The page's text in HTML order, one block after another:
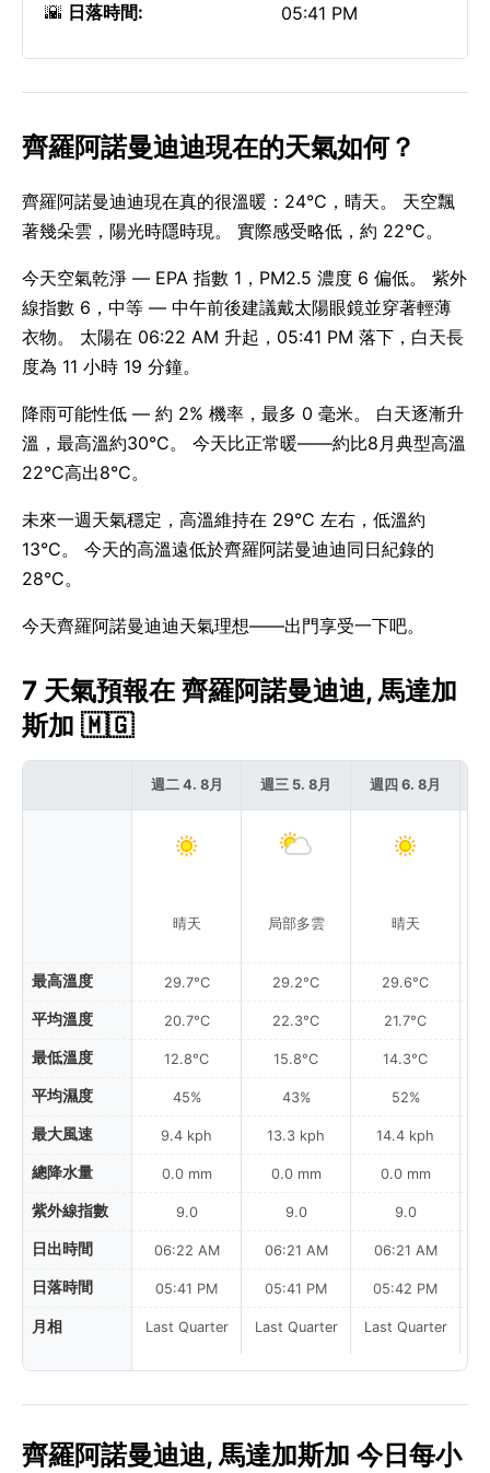
🌇 日落時間: 05:41 PM
齊羅阿諾曼迪迪現在的天氣如何？
齊羅阿諾曼迪迪現在真的很溫暖：24°C，晴天。 天空飄
著幾朵雲，陽光時隱時現。 實際感受略低，約 22°C。
今天空氣乾淨 — EPA 指數 1，PM2.5 濃度 6 偏低。 紫外
線指數 6，中等 — 中午前後建議戴太陽眼鏡並穿著輕薄
衣物。 太陽在 06:22 AM 升起，05:41 PM 落下，白天長
度為 11 小時 19 分鐘。
降雨可能性低 — 約 2% 機率，最多 0 毫米。 白天逐漸升
溫，最高溫約30°C。 今天比正常暖——約比8月典型高溫
22°C高出8°C。
未來一週天氣穩定，高溫維持在 29°C 左右，低溫約
13°C。 今天的高溫遠低於齊羅阿諾曼迪迪同日紀錄的
28°C。
今天齊羅阿諾曼迪迪天氣理想——出門享受一下吧。
7 天氣預報在 齊羅阿諾曼迪迪, 馬達加
斯加 🇲🇬
最高溫度
平均溫度
最低溫度
平均濕度
最大風速
總降水量
紫外線指數
日出時間
日落時間
月相
週二 4. 8月
晴天
29.7°C
20.7°C
12.8°C
45%
9.4 kph
0.0 mm
9.0
06:22 AM
05:41 PM
Last Quarter
週三 5. 8月
局部多雲
29.2°C
22.3°C
15.8°C
43%
13.3 kph
0.0 mm
9.0
06:21 AM
05:41 PM
Last Quarter
週四 6. 8月
晴天
29.6°C
21.7°C
14.3°C
52%
14.4 kph
0.0 mm
9.0
06:21 AM
05:42 PM
Last Quarter
齊羅阿諾曼迪迪, 馬達加斯加 今日每小